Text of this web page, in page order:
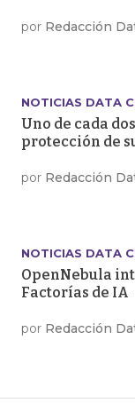
por Redacción
NOTICIAS DATA
Uno de cada
protección de
por Redacción
NOTICIAS DATA
OpenNebula
Factorías de IA
por Redacción